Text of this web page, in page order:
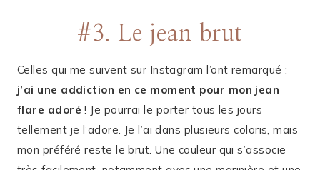
#3. Le jean brut
Celles qui me suivent sur Instagram l’ont remarqué :
j’ai une addiction en ce moment pour mon jean
flare adoré ! Je pourrai le porter tous les jours
tellement je l’adore. Je l’ai dans plusieurs coloris, mais
mon préféré reste le brut. Une couleur qui s’associe